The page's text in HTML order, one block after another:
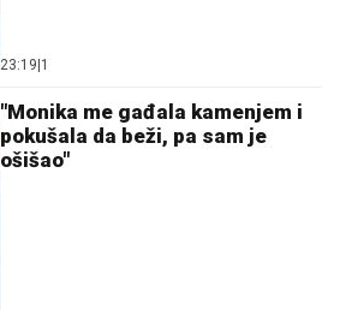
23:19 1
"Monika me gađala kamenjem i
pokušala da beži, pa sam je
ošišao"